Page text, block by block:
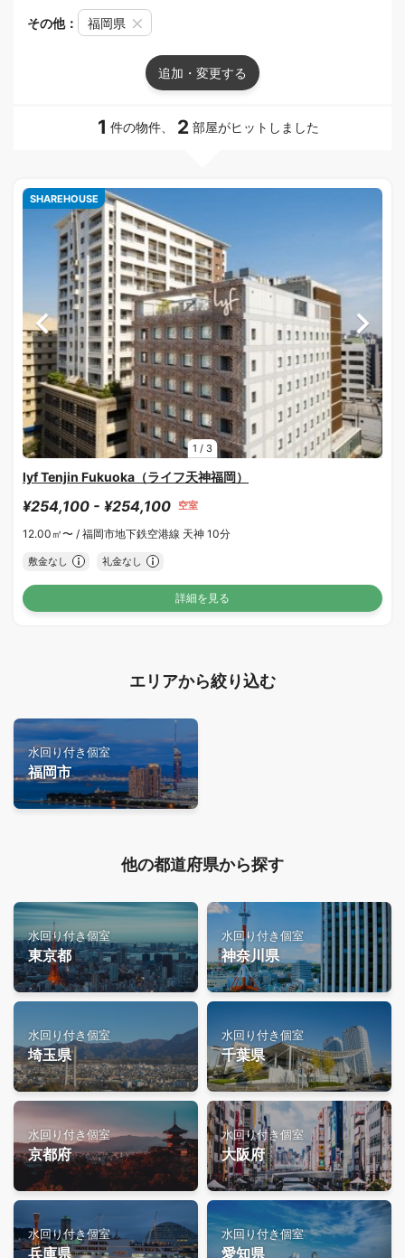
その他： 福岡県
追加・変更する
1 件の物件、 2 部屋がヒットしました
1 / 3
SHAREHOUSE
lyf Tenjin Fukuoka（ライフ天神福岡）
¥254,100 - ¥254,100 空室
12.00㎡〜 / 福岡市地下鉄空港線 天神 10分
敷金なし 礼金なし
詳細を見る
エリアから絞り込む
水回り付き個室
福岡市
他の都道府県から探す
水回り付き個室
東京都
水回り付き個室
神奈川県
水回り付き個室
埼玉県
水回り付き個室
千葉県
水回り付き個室
京都府
水回り付き個室
大阪府
水回り付き個室
兵庫県
水回り付き個室
愛知県